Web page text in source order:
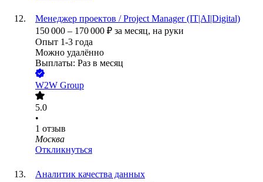
Менеджер проектов / Project Manager (IT|AI|Digital)
150 000 – 170 000 ₽ за месяц, на руки
Опыт 1-3 года
Можно удалённо
Выплаты: Раз в месяц
W2W Group
5.0
•
1 отзыв
Москва
Откликнуться
Аналитик качества данных